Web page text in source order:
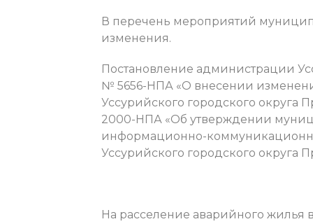
В перечень мероприятий
изменения.
Постановление администрации
№ 5656-НПА «О внесении
Уссурийского городского округа
2000-НПА «Об утверждении
информационно-
Уссурийского городского округа
На расселение аварийного жилья